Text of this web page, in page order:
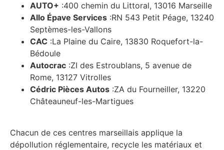
AUTO+ :400 chemin du Littoral, 13016 Marseille
Allo Épave Services :RN 543 Petit Péage, 13240
Septèmes-les-Vallons
CAC :La Plaine du Caire, 13830 Roquefort-la-
Bédoule
Autocrac :ZI des Estroublans, 5 avenue de
Rome, 13127 Vitrolles
Cédric Pièces Autos :ZA du Fourneiller, 13220
Châteauneuf-les-Martigues
Chacun de ces centres marseillais applique la
dépollution réglementaire, recycle les matériaux et